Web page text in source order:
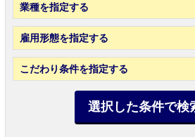
業種を指定する
雇用形態を指定する
こだわり条件を指定する
選択した条件で検